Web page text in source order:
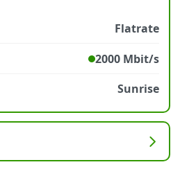
Flatrate
2000 Mbit/s
Sunrise